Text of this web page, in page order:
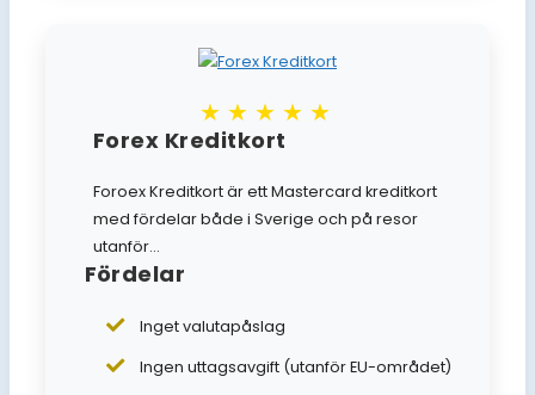
★★★★★
Forex Kreditkort
Foroex Kreditkort är ett Mastercard kreditkort
med fördelar både i Sverige och på resor
utanför...
Fördelar
Inget valutapåslag
Ingen uttagsavgift (utanför EU-området)